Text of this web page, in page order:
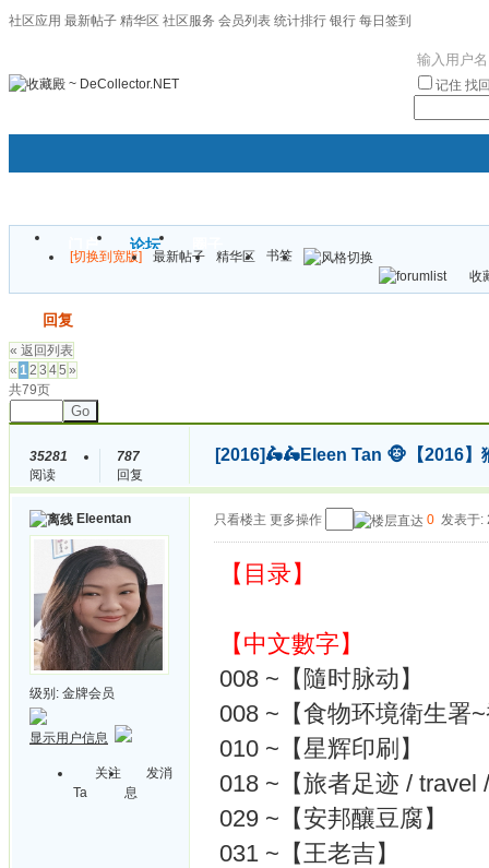
社区应用 最新帖子 精华区 社区服务 会员列表 统计排行 银行 每日签到
记住 找
门户 论坛
[切换到宽版] 最新帖子 精华区
书签
收
回复
« 返回列表
« 12 3 45 »
共79页
Go
35281
阅读
787
回复
[2016]🛵🛵Eleen Tan 🐵【2016】
Eleentan
级别: 金牌会员
显示用户信息
关注
Ta
发消
息
只看楼主 更多操作 0 发表于:
【目录】
【中文數字】
008 ~【隨时脉动】
008 ~【食物环境衛生署
010 ~【星辉印刷】
018 ~【旅者足迹 / travel
029 ~【安邦釀豆腐】
031 ~【王老吉】